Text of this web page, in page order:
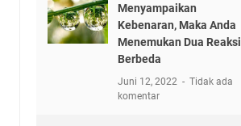
Menyampaikan
Kebenaran, Maka Anda
Menemukan Dua Reaksi
Berbeda
Juni 12, 2022
Tidak ada
komentar